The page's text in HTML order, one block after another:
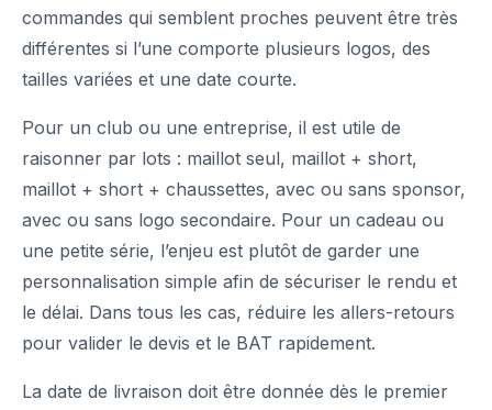
commandes qui semblent proches peuvent être très
différentes si l’une comporte plusieurs logos, des
tailles variées et une date courte.
Pour un club ou une entreprise, il est utile de
raisonner par lots : maillot seul, maillot + short,
maillot + short + chaussettes, avec ou sans sponsor,
avec ou sans logo secondaire. Pour un cadeau ou
une petite série, l’enjeu est plutôt de garder une
personnalisation simple afin de sécuriser le rendu et
le délai. Dans tous les cas, réduire les allers-retours
pour valider le devis et le BAT rapidement.
La date de livraison doit être donnée dès le premier